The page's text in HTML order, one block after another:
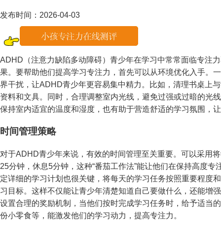
发布时间：2026-04-03
ADHD（注意力缺陷多动障碍）青少年在学习中常常面临专注
果。要帮助他们提高学习专注力，首先可以从环境优化入手。
界干扰，让ADHD青少年更容易集中精力。比如，清理书桌上
资料和文具。同时，合理调整室内光线，避免过强或过暗的光
保持室内适宜的温度和湿度，也有助于营造舒适的学习氛围，
时间管理策略
对于ADHD青少年来说，有效的时间管理至关重要。可以采用
25分钟，休息5分钟，这种“番茄工作法”能让他们在保持高度
定详细的学习计划也很关键，将每天的学习任务按照重要程度
习目标。这样不仅能让青少年清楚知道自己要做什么，还能增
设置合理的奖励机制，当他们按时完成学习任务时，给予适当
份小零食等，能激发他们的学习动力，提高专注力。